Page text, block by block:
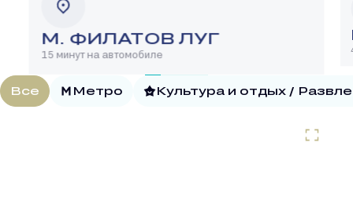
М. ФИЛАТОВ ЛУГ
15 минут на автомобиле
Все Метро Культура и отдых /